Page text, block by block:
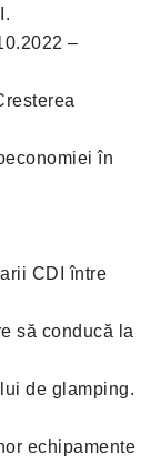
–
în
CDI între
să conducă la
de glamping.
echipamente